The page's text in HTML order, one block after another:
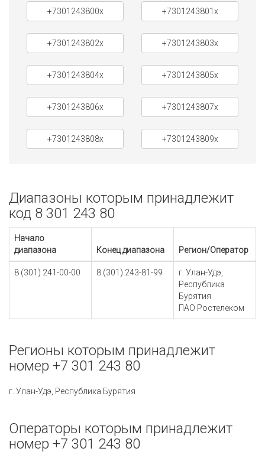
+7301243800x +7301243801x
+7301243802x +7301243803x
+7301243804x +7301243805x
+7301243806x +7301243807x
+7301243808x +7301243809x
Диапазоны которым принадлежит
код 8 301 243 80
Начало
диапазона
Конец диапазона Регион/Оператор
8 (301) 241-00-00 8 (301) 243-81-99
г. Улан-Удэ,
Республика
Бурятия
ПАО Ростелеком
Регионы которым принадлежит
номер +7 301 243 80
г. Улан-Удэ, Республика Бурятия
Операторы которым принадлежит
номер +7 301 243 80